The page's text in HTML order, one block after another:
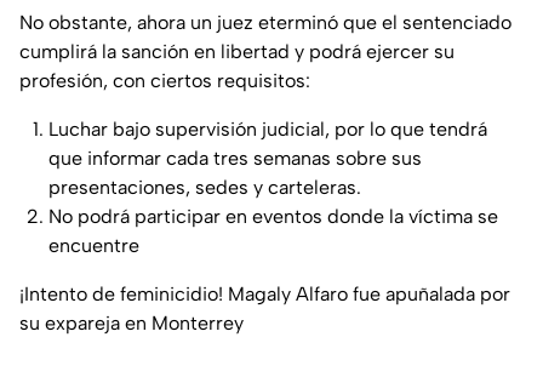
No obstante, ahora un juez eterminó que el sentenciado
cumplirá la sanción en libertad y podrá ejercer su
profesión, con ciertos requisitos:
Luchar bajo supervisión judicial, por lo que tendrá
que informar cada tres semanas sobre sus
presentaciones, sedes y carteleras.
No podrá participar en eventos donde la víctima se
encuentre
¡Intento de feminicidio! Magaly Alfaro fue apuñalada por
su expareja en Monterrey